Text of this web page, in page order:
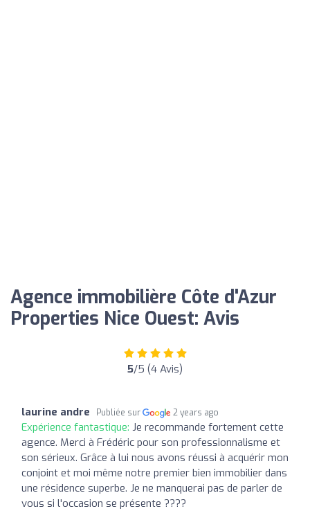
Agence immobilière Côte d'Azur
Properties Nice Ouest: Avis
5/5 (4 Avis)
laurine andre Publiée sur 2 years ago
Expérience fantastique: Je recommande fortement cette
agence. Merci à Frédéric pour son professionnalisme et
son sérieux. Grâce à lui nous avons réussi à acquérir mon
conjoint et moi même notre premier bien immobilier dans
une résidence superbe. Je ne manquerai pas de parler de
vous si l'occasion se présente ????